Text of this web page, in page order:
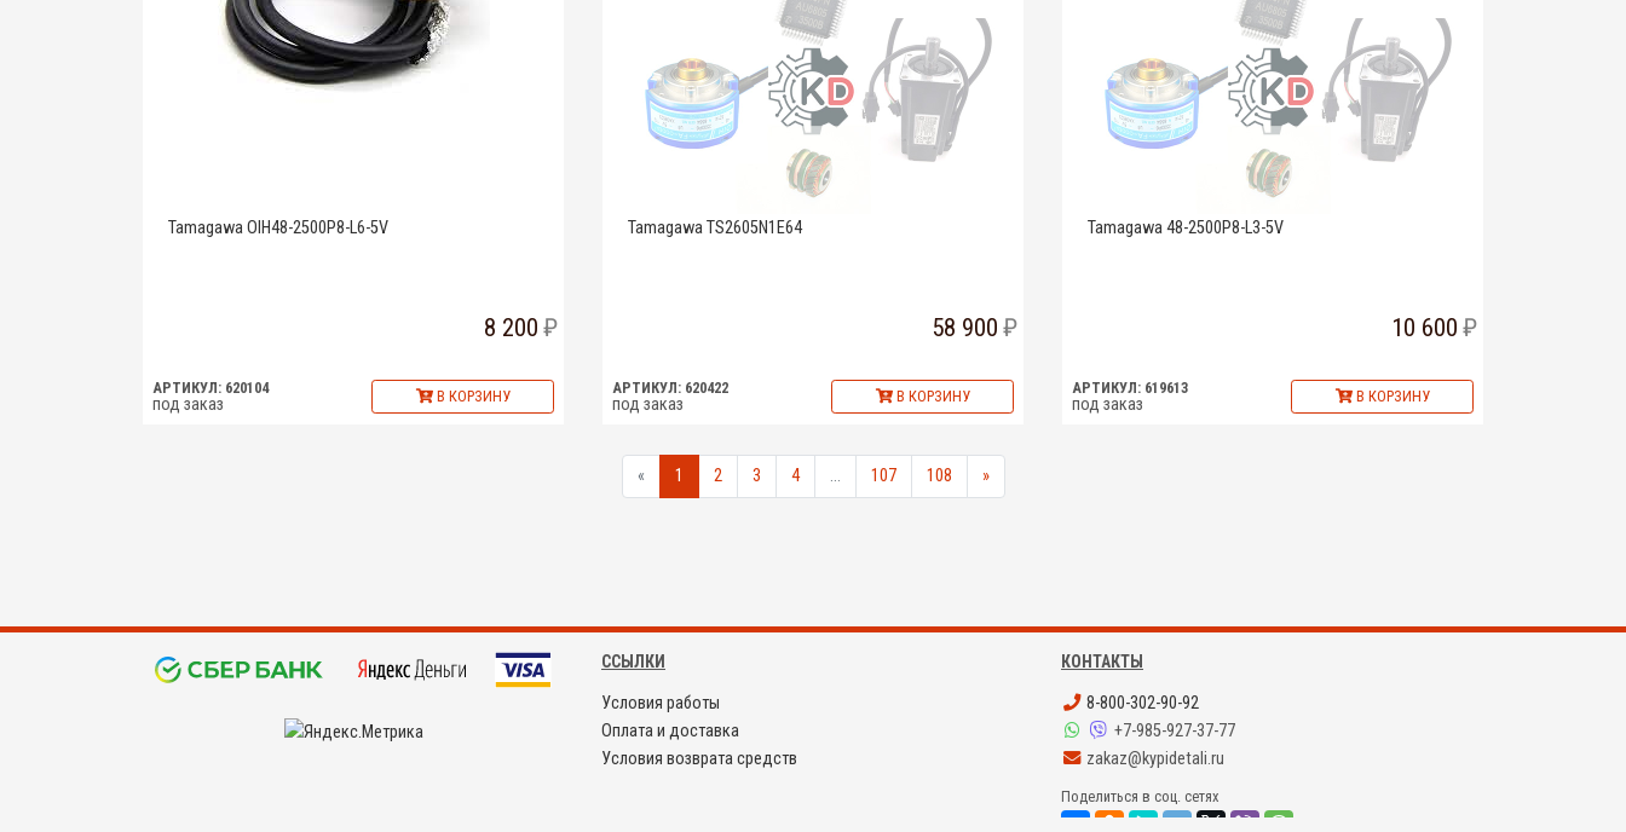
Tamagawa OIH48-2500P8-L6-5V
8 200
АРТИКУЛ: 620104
под заказ В КОРЗИНУ
Tamagawa TS2605N1E64
58 900
АРТИКУЛ: 620422
под заказ В КОРЗИНУ
Tamagawa 48-2500P8-L3-5V
10 600
АРТИКУЛ: 619613
под заказ В КОРЗИНУ
« 1 2 3 4 ... 107 108 »
ССЫЛКИ
Условия работы
Оплата и доставка
Условия возврата средств
КОНТАКТЫ
8-800-302-90-92
+7-985-927-37-77
zakaz@kypidetali.ru
Поделиться в соц. сетях